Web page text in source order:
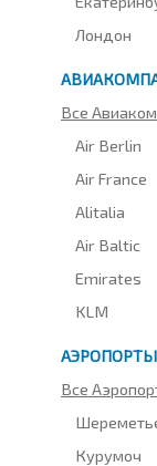
Лондон
Все
Air Berlin
Air France
Alitalia
Air Baltic
Emirates
KLM
АЭРОПОРТЫ
Все
Курумоч